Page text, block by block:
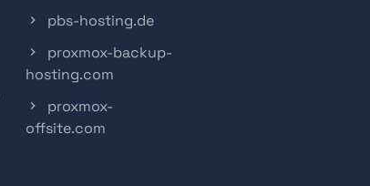
pbs-hosting.de
proxmox-backup-
hosting.com
proxmox-
offsite.com